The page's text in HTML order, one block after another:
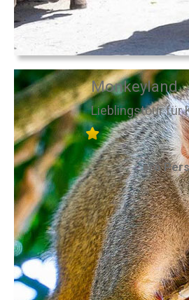
Monkeyland
Lieblingstour für
pro